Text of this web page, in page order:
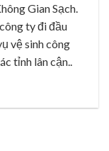
Gian Sạch.
ty đi đầu
vệ sinh công
tỉnh lân cận..